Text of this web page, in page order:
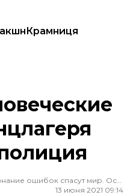
Крамниця
расследование взялась полиция
Редактор ленты новостей hromadske. Считаю, что уважение к каждому, критическое мышление и признание ошибок спасут мир. Особенно люблю новости о науке и космос
13 июня 2021 09:14